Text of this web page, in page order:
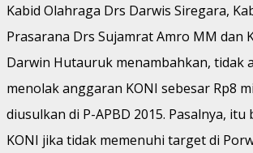
Kabid Olahraga Drs Darwis Siregara,
Prasarana Drs Sujamrat Amro MM dan
Darwin Hutauruk menambahkan, tidak
menolak anggaran KONI sebesar Rp8
diusulkan di P-APBD 2015. Pasalnya, itu
KONI jika tidak memenuhi target di